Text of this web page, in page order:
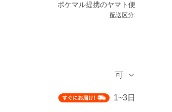
ポケマル提携のヤマト便
配送区分:
可
1~3日